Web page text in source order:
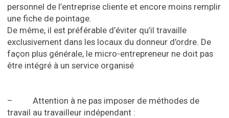
personnel de l’entreprise cliente et encore moins remplir
une fiche de pointage.
De même, il est préférable d’éviter qu’il travaille
exclusivement dans les locaux du donneur d’ordre. De
façon plus générale, le micro-entrepreneur ne doit pas
être intégré à un service organisé
– Attention à ne pas imposer de méthodes de
travail au travailleur indépendant :